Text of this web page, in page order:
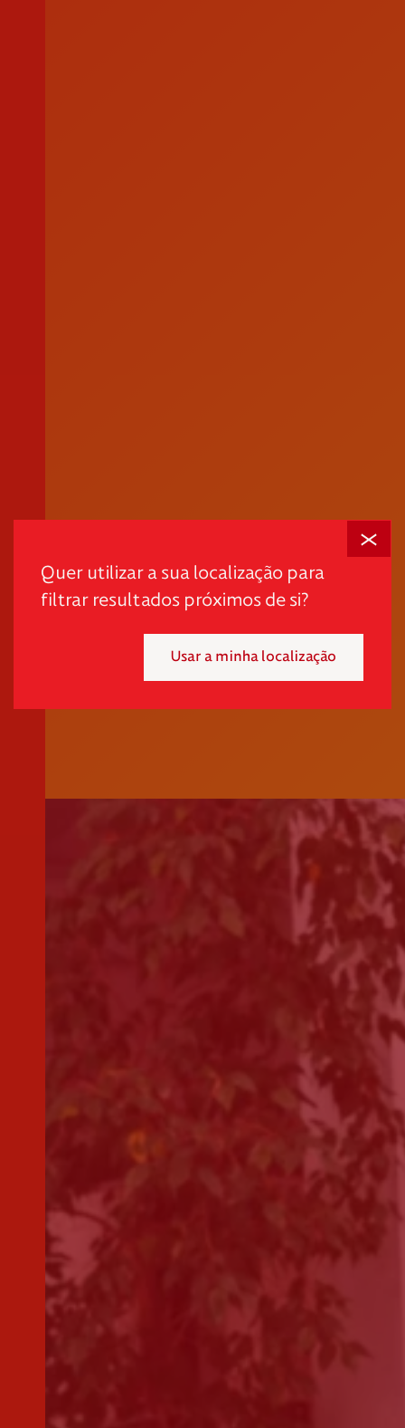
Quer utilizar a sua localização para
filtrar resultados próximos de si?
Usar a minha localização